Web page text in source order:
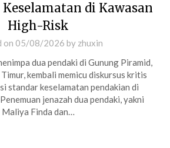
di Kawasan
High-Risk
on 05/08/2026 by zhuxin
dua pendaki di Gunung Piramid,
kembali memicu diskursus kritis
standar keselamatan pendakian di
jenazah dua pendaki, yakni
Maliya Finda dan…